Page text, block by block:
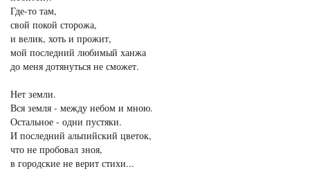
Где-то там,
свой покой сторожа,
и велик, хоть и прожит,
мой последний любимый ханжа
до меня дотянуться не сможет.
Нет земли.
Вся земля - между небом и мною.
Остальное - одни пустяки.
И последний альпийский цветок,
что не пробовал зноя,
в городские не верит стихи...